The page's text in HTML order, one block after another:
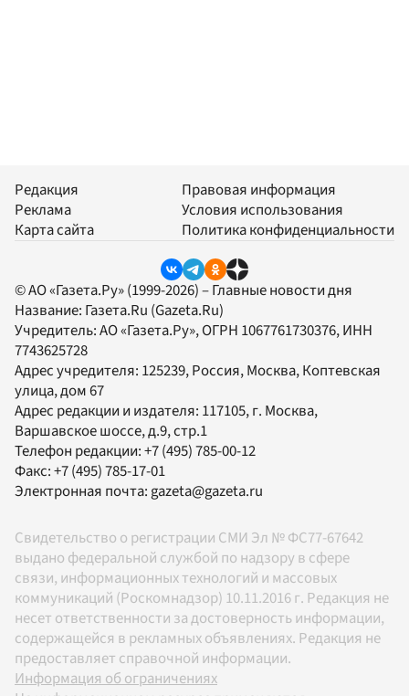
Редакция
Реклама
Карта сайта
Правовая информация
Условия использования
Политика конфиденциальности
© АО «Газета.Ру» (1999-2026) – Главные новости дня
Название: Газета.Ru (Gazeta.Ru)
Учредитель:АО «Газета.Ру», ОГРН 1067761730376, ИНН
7743625728
Адрес учредителя: 125239, Россия, Москва, Коптевская
улица, дом 67
Адрес редакции и издателя: 117105, г. Москва,
Варшавское шоссе, д.9, стр.1
Телефон редакции:+7 (495) 785-00-12
Факс:+7 (495) 785-17-01
Электронная почта: gazeta@gazeta.ru
Свидетельство о регистрации СМИ Эл № ФС77-67642
выдано федеральной службой по надзору в сфере
связи, информационных технологий и массовых
коммуникаций (Роскомнадзор) 10.11.2016 г. Редакция не
несет ответственности за достоверность информации,
содержащейся в рекламных объявлениях. Редакция не
предоставляет справочной информации.
Информация об ограничениях